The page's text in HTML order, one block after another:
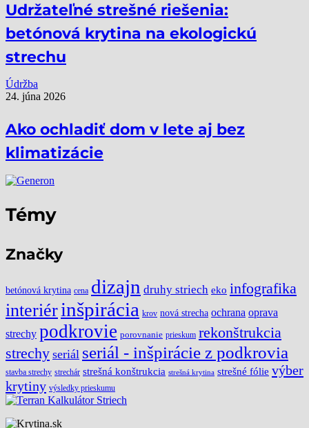
Udržateľné strešné riešenia:
betónová krytina na ekologickú
strechu
Údržba
24. júna 2026
Ako ochladiť dom v lete aj bez
klimatizácie
Témy
Značky
betónová krytina cena dizajn druhy striech eko infografika
interiérinšpirácia krov nová strecha ochrana oprava
strechy podkrovie porovnanie prieskum rekonštrukcia
strechy seriál seriál - inšpirácie z podkrovia
stavba strechy strechár strešná konštrukcia strešná krytina strešné fólie výber
krytiny výsledky prieskumu